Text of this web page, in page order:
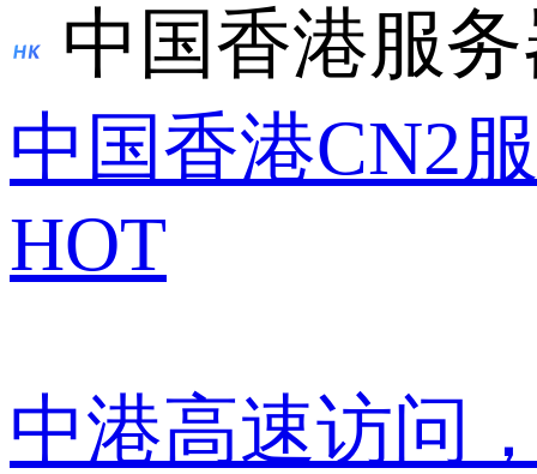
中国香港服
中国香港CN2
HOT
中港高速访问